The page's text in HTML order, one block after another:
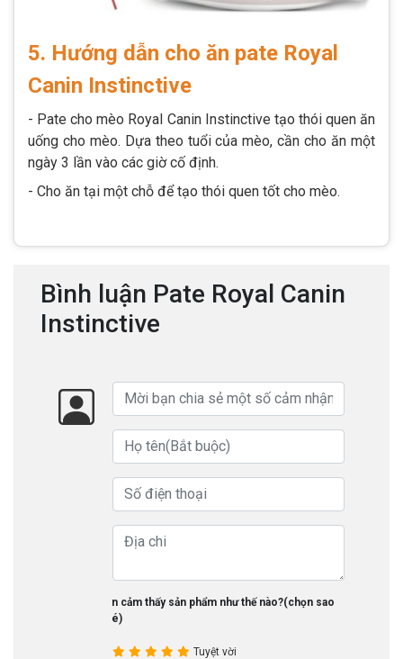
5. Hướng dẫn cho ăn pate Royal
Canin Instinctive
- Pate cho mèo Royal Canin Instinctive tạo thói quen ăn
uống cho mèo. Dựa theo tuổi của mèo, cần cho ăn một
ngày 3 lần vào các giờ cố định.
- Cho ăn tại một chỗ để tạo thói quen tốt cho mèo.
Bình luận Pate Royal Canin
Instinctive
Bạn cảm thấy sản phẩm như thế nào?(chọn sao
nhé)
Tuyệt vời